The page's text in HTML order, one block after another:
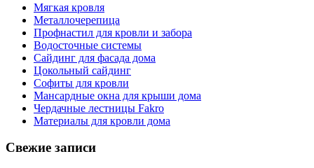
Мягкая кровля
Металлочерепица
Профнастил для кровли и забора
Водосточные системы
Сайдинг для фасада дома
Цокольный сайдинг
Софиты для кровли
Мансардные окна для крыши дома
Чердачные лестницы Fakro
Материалы для кровли дома
Свежие записи